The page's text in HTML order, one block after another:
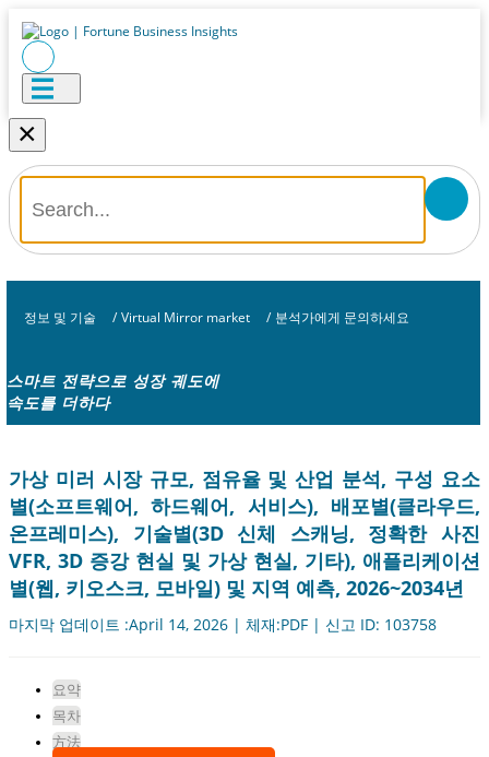
×
정보 및 기술 / Virtual Mirror market / 분석가에게 문의하세요
스마트 전략으로 성장 궤도에
속도를 더하다
가상 미러 시장 규모, 점유율 및 산업 분석, 구성 요소
별(소프트웨어, 하드웨어, 서비스), 배포별(클라우드,
온프레미스), 기술별(3D 신체 스캐닝, 정확한 사진
VFR, 3D 증강 현실 및 가상 현실, 기타), 애플리케이션
별(웹, 키오스크, 모바일) 및 지역 예측, 2026~2034년
마지막 업데이트 :April 14, 2026 | 체재:PDF | 신고 ID: 103758
요약
목차
方法